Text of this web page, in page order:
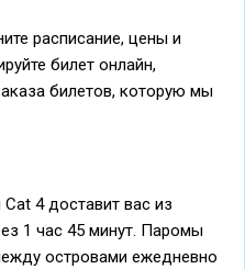
расписание, цены и
билет онлайн,
билетов, которую мы
4 доставит вас из
1 час 45 минут. Паромы
островами ежедневно